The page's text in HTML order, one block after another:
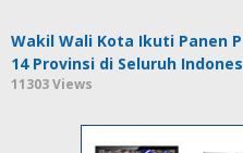
Wakil Wali Kota Ikuti Panen
14 Provinsi di Seluruh
11303 Views